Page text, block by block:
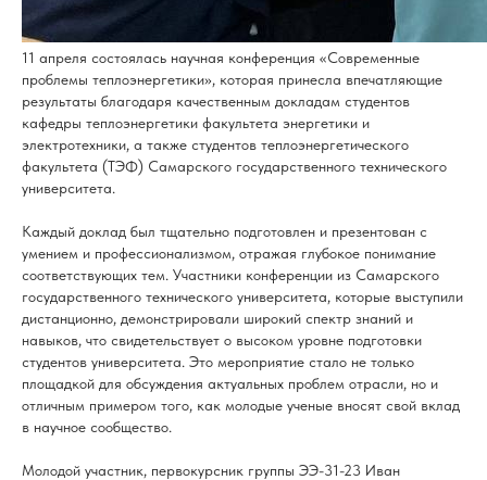
11 апреля состоялась научная конференция «Современные
проблемы теплоэнергетики», которая принесла впечатляющие
результаты благодаря качественным докладам студентов
кафедры теплоэнергетики факультета энергетики и
электротехники, а также студентов теплоэнергетического
факультета (ТЭФ) Самарского государственного технического
университета.
Каждый доклад был тщательно подготовлен и презентован с
умением и профессионализмом, отражая глубокое понимание
соответствующих тем. Участники конференции из Самарского
государственного технического университета, которые выступили
дистанционно, демонстрировали широкий спектр знаний и
навыков, что свидетельствует о высоком уровне подготовки
студентов университета. Это мероприятие стало не только
площадкой для обсуждения актуальных проблем отрасли, но и
отличным примером того, как молодые ученые вносят свой вклад
в научное сообщество.
Молодой участник, первокурсник группы ЭЭ-31-23 Иван